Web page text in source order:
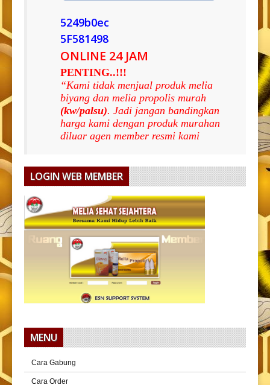
5249b0ec
5F581498
ONLINE 24 JAM
PENTING..!!!
“Kami tidak menjual produk melia
biyang dan melia propolis murah
(kw/palsu). Jadi jangan bandingkan
harga kami dengan produk murahan
diluar agen member resmi kami
LOGIN WEB MEMBER
MENU
Cara Gabung
Cara Order